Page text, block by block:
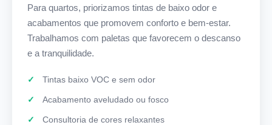
Para quartos, priorizamos tintas de baixo odor e
acabamentos que promovem conforto e bem-estar.
Trabalhamos com paletas que favorecem o descanso
e a tranquilidade.
Tintas baixo VOC e sem odor
Acabamento aveludado ou fosco
Consultoria de cores relaxantes